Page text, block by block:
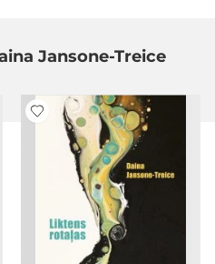
Jansone-Treice